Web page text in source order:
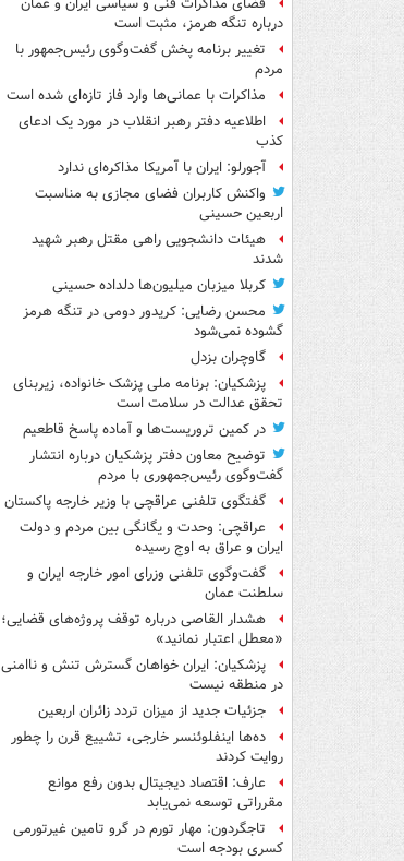
فضای مذاکرات فنی و سیاسی ایران و عمان
درباره تنگه هرمز، مثبت است
تغییر برنامه پخش گفت‌وگوی رئیس‌جمهور با
مردم
مذاکرات با عمانی‌ها وارد فاز تازه‌ای شده است
اطلاعیه دفتر رهبر انقلاب در مورد یک ادعای
کذب
آجورلو: ایران با آمریکا مذاکره‌ای ندارد
واکنش کاربران فضای مجازی به مناسبت
اربعین حسینی
هیئات دانشجویی راهی مقتل رهبر شهید
شدند
کربلا میزبان میلیون‌ها دلداده حسینی
محسن رضایی: کریدور دومی در تنگه هرمز
گشوده نمی‌شود
گاوچران بزدل
پزشکیان: برنامه ملی پزشک خانواده، زیربنای
تحقق عدالت در سلامت است
در کمین تروریست‌ها و آماده پاسخ قاطعیم
توضیح معاون دفتر پزشکیان درباره انتشار
گفت‌وگوی رئیس‌جمهوری با مردم
گفتگوی تلفنی عراقچی با وزیر خارجه پاکستان
عراقچی: وحدت و یگانگی بین مردم و دولت
ایران و عراق به اوج رسیده
گفت‌وگوی تلفنی وزرای امور خارجه ایران و
سلطنت عمان
هشدار القاصی درباره توقف پروژه‌های قضایی؛
«معطل اعتبار نمانید»
پزشکیان: ایران خواهان گسترش تنش و ناامنی
در منطقه نیست
جزئیات جدید از میزان تردد زائران اربعین
ده‌ها اینفلوئنسر خارجی، تشییع قرن را چطور
روایت کردند
عارف: اقتصاد دیجیتال بدون رفع موانع
مقرراتی توسعه نمی‌یابد
تاجگردون: مهار تورم در گرو تامین غیرتورمی
کسری بودجه است